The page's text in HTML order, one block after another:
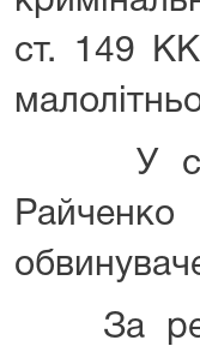
ст. 149
У
За